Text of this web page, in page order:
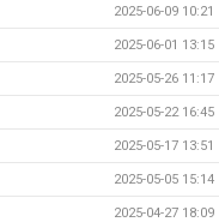
2025-06-09 10:21
2025-06-01 13:15
2025-05-26 11:17
2025-05-22 16:45
2025-05-17 13:51
2025-05-05 15:14
2025-04-27 18:09